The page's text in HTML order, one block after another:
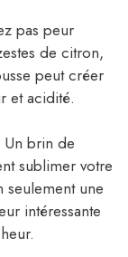
pas peur
de citron,
peut créer
et acidité.
Un brin de
sublimer votre
seulement une
intéressante